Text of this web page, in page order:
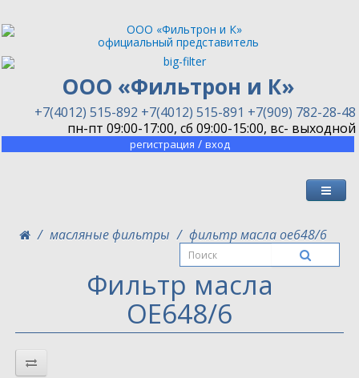
официальный представитель
ООО «Фильтрон и К»
+7(4012) 515-892 +7(4012) 515-891 +7(909) 782-28-48
пн-пт 09:00-17:00, сб 09:00-15:00, вс- выходной
регистрация / вход
масляные фильтры фильтр масла oe648/6
Фильтр масла
OE648/6